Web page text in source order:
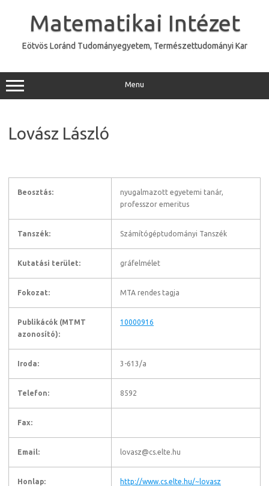
Matematikai Intézet
Eötvös Loránd Tudományegyetem, Természettudományi Kar
Menu
Lovász László
Beosztás:
nyugalmazott egyetemi tanár,
professzor emeritus
Tanszék: Számítógéptudományi Tanszék
Kutatási terület: gráfelmélet
Fokozat: MTA rendes tagja
Publikácók (MTMT
azonosító):
10000916
Iroda: 3-613/a
Telefon: 8592
Fax:
Email: lovasz@cs.elte.hu
Honlap: http://www.cs.elte.hu/~lovasz